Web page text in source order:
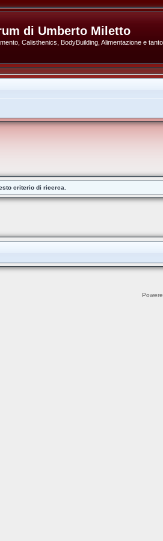
di Umberto Miletto
Calisthenics, BodyBuilding, Alimentazione e
criterio di ricerca.